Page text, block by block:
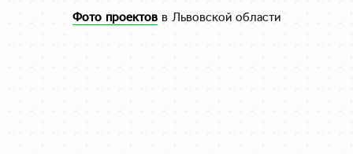
Фото проектов в Львовской области